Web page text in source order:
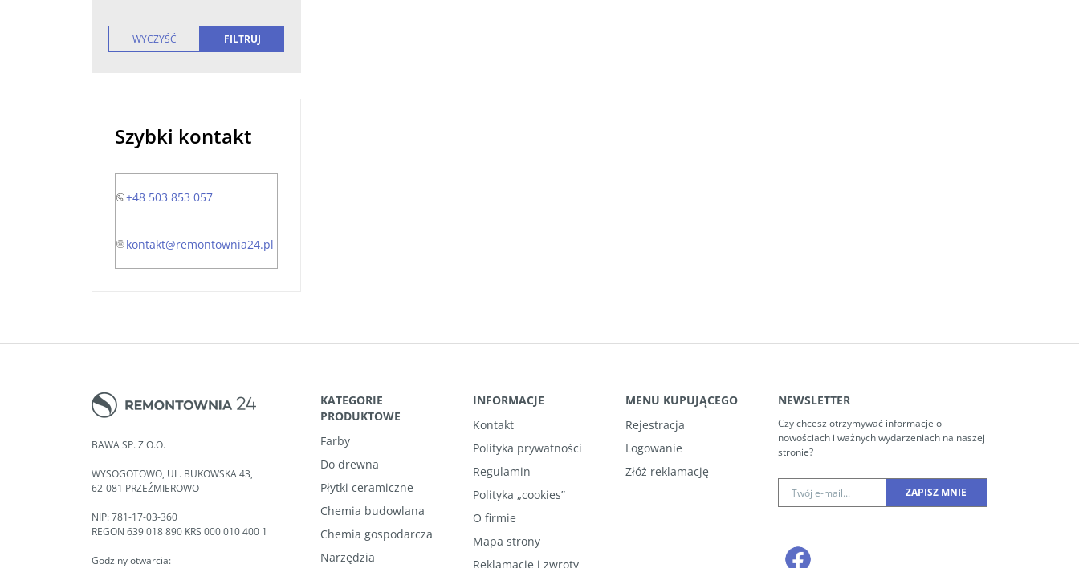
Szybki kontakt
+48 503 853 057
kontakt@remontownia24.pl
BAWA SP. Z O.O.
WYSOGOTOWO, UL. BUKOWSKA 43,
62-081 PRZEŹMIEROWO
NIP: 781-17-03-360
REGON 639 018 890 KRS 000 010 400 1
Godziny otwarcia:
KATEGORIE
PRODUKTOWE
Farby
Do drewna
Płytki ceramiczne
Chemia budowlana
Chemia gospodarcza
Narzędzia
INFORMACJE
Kontakt
Polityka prywatności
Regulamin
Polityka „cookies”
O firmie
Mapa strony
Reklamacje i zwroty
MENU KUPUJĄCEGO
Rejestracja
Logowanie
Złóż reklamację
NEWSLETTER
Czy chcesz otrzymywać informacje o
nowościach i ważnych wydarzeniach na naszej
stronie?